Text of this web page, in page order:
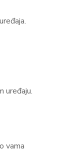
uređaju.
vama